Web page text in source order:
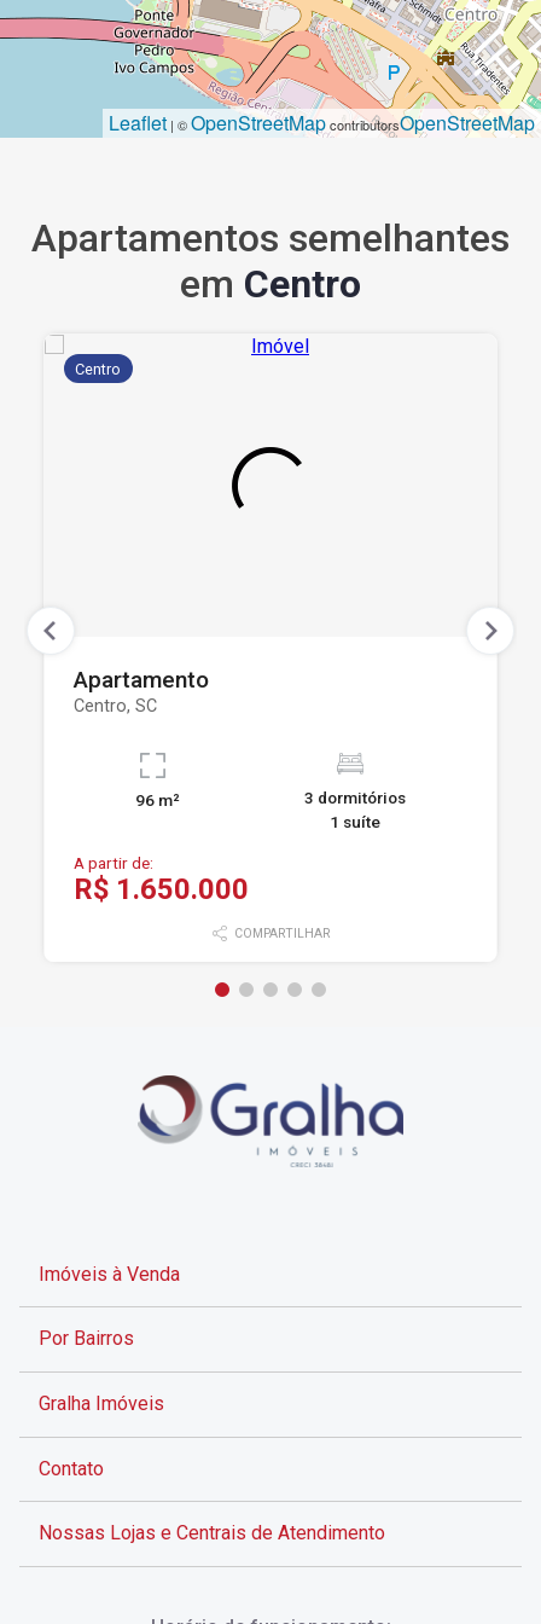
Leaflet | ©OpenStreetMapcontributorsOpenStreetMap
Apartamentos semelhantes
em Centro
Centro
Apartamento
Centro, SC
96 m²
3 dormitórios
1 suíte
A partir de:
R$ 1.650.000
COMPARTILHAR
Imóveis à Venda
Por Bairros
Gralha Imóveis
Contato
Nossas Lojas e Centrais de Atendimento